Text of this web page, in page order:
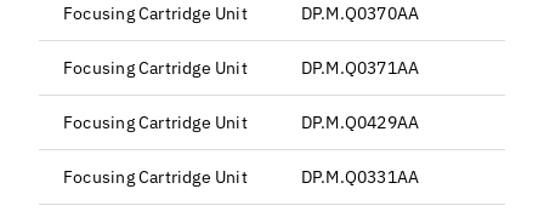
Focusing Cartridge Unit DP.M.Q0370AA
Focusing Cartridge Unit DP.M.Q0371AA
Focusing Cartridge Unit DP.M.Q0429AA
Focusing Cartridge Unit DP.M.Q0331AA